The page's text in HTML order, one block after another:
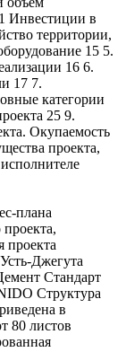
Инвестиции в
территории,
15 5.
16 6.
17 7.
категории
25 9.
Окупаемость
проекта,
плана
проекта
Джегута
Стандарт
Структура
в
80 листов